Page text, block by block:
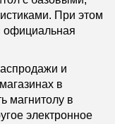
При этом
официальная
и
в
магнитолу в
электронное